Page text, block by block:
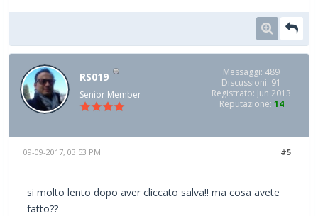
RS019
Senior Member
Messaggi: 489
Discussioni: 91
Registrato: Jun 2013
Reputazione: 14
#5
09-09-2017, 03:53 PM
si molto lento dopo aver cliccato salva!! ma cosa avete
fatto??